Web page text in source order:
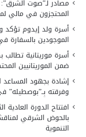
مصادر لـ”صوت الشرق”:
المحتجزون في مالي
أسرة ولد إيدوم تؤكد
الموجودين بالسفارة في
أسرة موريتانية
ضمن الموريتانيين
إشادة بجهود المساعد
وفرقته
افتتاح الدورة
بالحوض الشرقي
التنموية